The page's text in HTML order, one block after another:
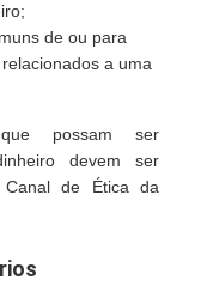
de ou para
a uma
que possam ser
devem ser
Canal de Ética da